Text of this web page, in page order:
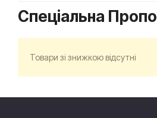
Спеціальна
Товари зі знижкою відсутні